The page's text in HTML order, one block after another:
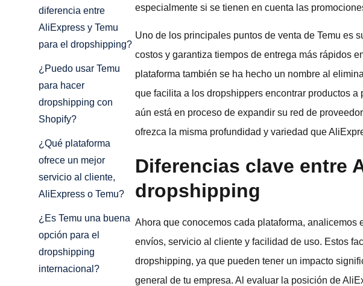
diferencia entre
AliExpress y Temu
para el dropshipping?
¿Puedo usar Temu
para hacer
dropshipping con
Shopify?
¿Qué plataforma
ofrece un mejor
servicio al cliente,
AliExpress o Temu?
¿Es Temu una buena
opción para el
dropshipping
internacional?
especialmente si se tienen en cuenta las
Uno de los principales puntos de venta de Temu es
costos y garantiza tiempos de entrega más rápidos
plataforma también se ha hecho un nombre al
que facilita a los dropshippers encontrar productos
aún está en proceso de expandir su red de
ofrezca la misma profundidad y variedad que
Diferencias clave entre
dropshipping
Ahora que conocemos cada plataforma, analicemos
envíos, servicio al cliente y facilidad de uso. Estos
dropshipping, ya que pueden tener un impacto
general de tu empresa. Al evaluar la posición de